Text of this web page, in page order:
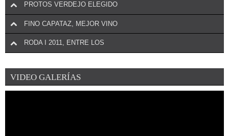
PROTOS VERDEJO ELEGIDO
FINO CAPATAZ, MEJOR VINO
RODA I 2011, ENTRE LOS
VIDEO GALERÍAS